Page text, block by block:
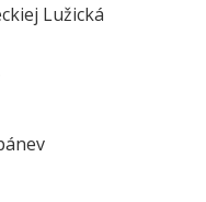
Lužická